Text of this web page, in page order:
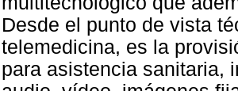
Desde el punto de vista
telemedicina, es la
para asistencia sanitaria,